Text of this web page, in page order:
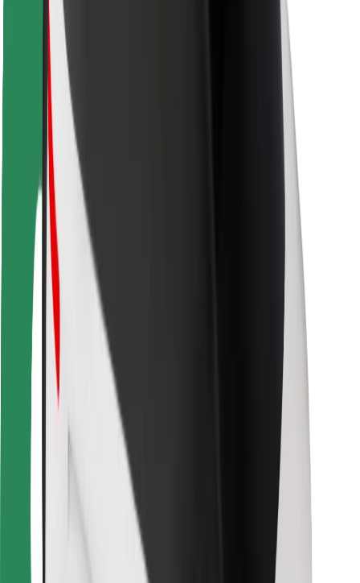
Sigurnosni laboratorij
Gradovi
Lokacije
Gradska rješenja
Zračne luke
Bolt stanice za punjenje
Podrška
Za korisnike
Za vozače
Za dostavljače
Bolt Food
Za vlasnike flota
Za restorane
Bolt for Business
Uvjeti i odredbe